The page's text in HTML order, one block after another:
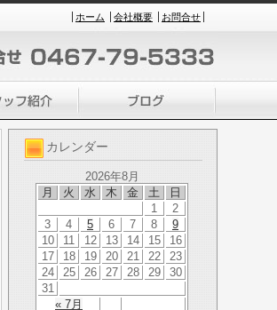
ホーム 会社概要 お問合せ
カレンダー
2026年8月
月
火 水 木 金 土 日
« 7月
1
2
3
4 5 6 7 8
9
10
11 12 13 14 15
16
17
18 19 20 21 22
23
24
25 26 27 28 29
30
31